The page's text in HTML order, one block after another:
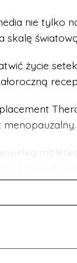
nie tylko
skalę
życie
HRT